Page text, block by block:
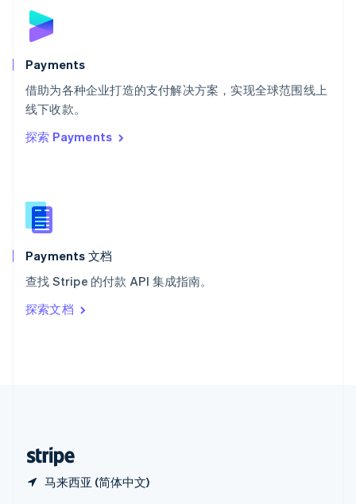
Payments
借助为各种企业打造的支付解决方案，实现全球范围线上
线下收款。
探索 Payments
Payments 文档
查找 Stripe 的付款 API 集成指南。
探索文档
马来西亚 (简体中文)
English
斯洛文尼亚
泰国
ไทยEnglish
希腊
English
西班牙
新西兰
English
匈牙利
English
ItalianoEnglish
印度
English